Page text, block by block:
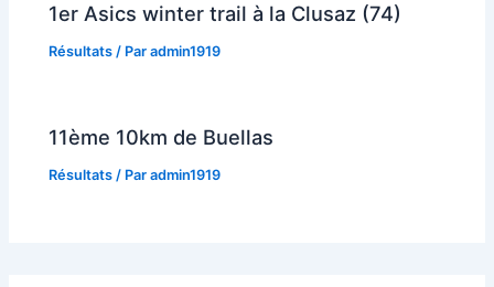
1er Asics winter trail à la Clusaz (74)
Résultats / Paradmin1919
11ème 10km de Buellas
Résultats / Paradmin1919